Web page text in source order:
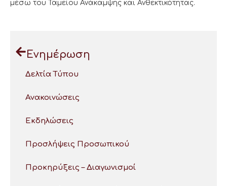
μέσω του Ταμείου Ανάκαμψης και Ανθεκτικότητας.
Ενημέρωση
Δελτία Τύπου
Ανακοινώσεις
Εκδηλώσεις
Προσλήψεις Προσωπικού
Προκηρύξεις – Διαγωνισμοί